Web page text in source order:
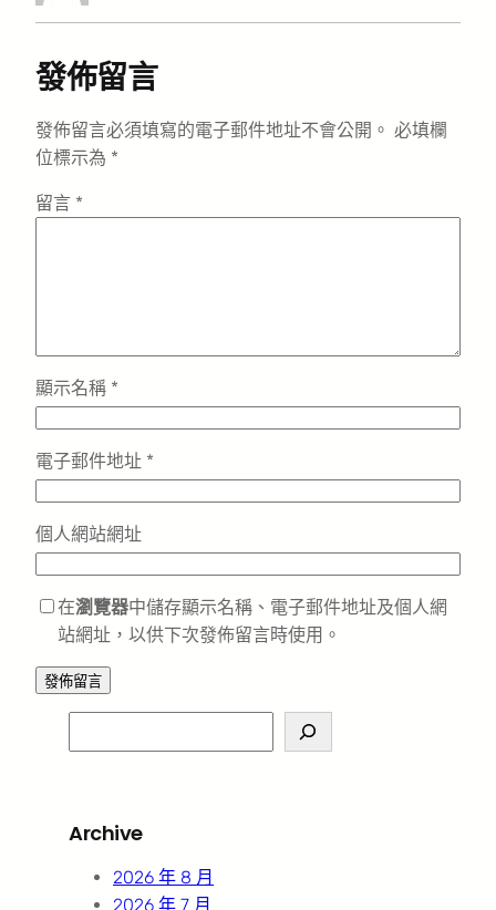
發佈留言
發佈留言必須填寫的電子郵件地址不會公開。 必填欄
位標示為 *
留言 *
顯示名稱 *
電子郵件地址 *
個人網站網址
在瀏覽器中儲存顯示名稱、電子郵件地址及個人網
站網址，以供下次發佈留言時使用。
e
c
Archive
2026 年 8 月
2026 年 7 月